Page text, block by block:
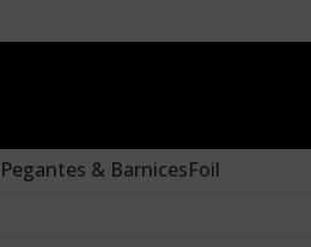
Pegantes & BarnicesFoil